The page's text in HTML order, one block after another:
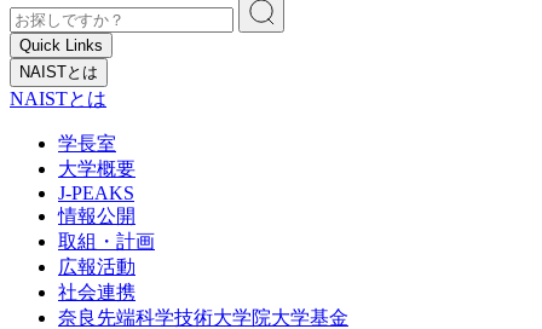
Quick Links
NAISTとは
NAISTとは
学長室
大学概要
J-PEAKS
情報公開
取組・計画
広報活動
社会連携
奈良先端科学技術大学院大学基金